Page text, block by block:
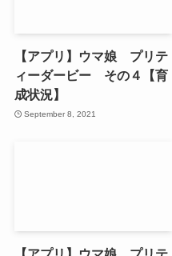
【アプリ】ウマ娘 プリテ
ィーダービー その４【育
成状況】
September 8, 2021